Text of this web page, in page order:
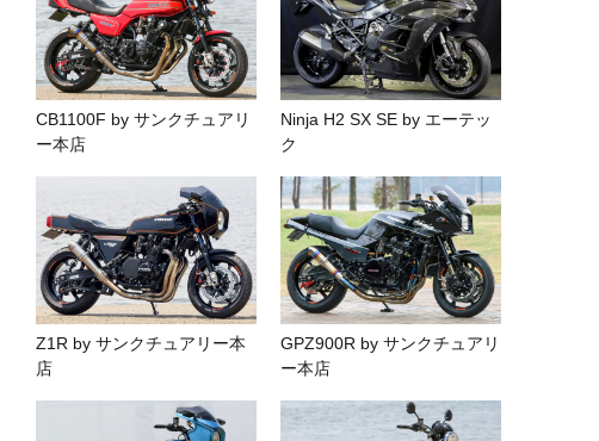
CB1100F by サンクチュアリ
ー本店
Ninja H2 SX SE by エーテッ
ク
Z1R by サンクチュアリー本
店
GPZ900R by サンクチュアリ
ー本店